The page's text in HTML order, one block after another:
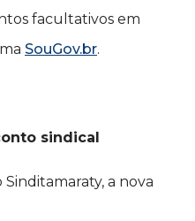
facultativos em
SouGov.br.
sindical
a nova